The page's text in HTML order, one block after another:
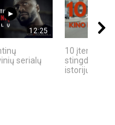
12:25
serialų
10 įtemptų,
stingdančių
istorijų